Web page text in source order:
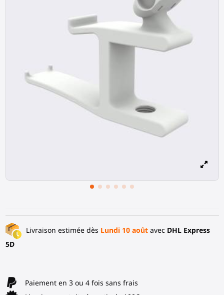
Livraison estimée dès Lundi 10 aoûtavec DHL Express
5D
Paiement en 3 ou 4 fois sans frais